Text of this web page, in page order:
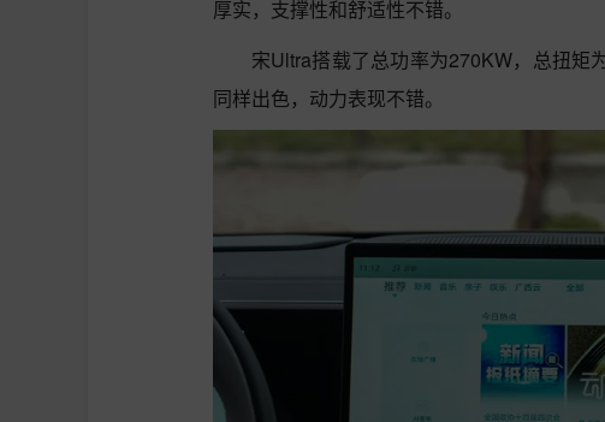
厚实，支撑性和舒适性不错。
宋Ultra搭载了总功率为270KW，总扭矩
同样出色，动力表现不错。